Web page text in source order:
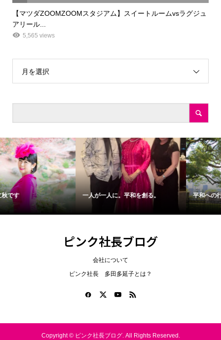
【マツダZOOMZOOMスタジアム】スイートルームvsラグジュ
アリール...
5,565 views
月を選択
一人が一人に。平和を創る。 平和への行動を始める日
ピンク社長ブログ
会社について
ピンク社長 多田多延子とは？
Copyright ©ピンク社長ブログ. All Rights Reserved.